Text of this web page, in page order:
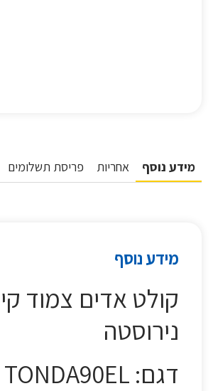
מידע נוסף אחריות פריסת תשלומים
מידע נוסף
נירוסטה
דגם: TONDA90EL